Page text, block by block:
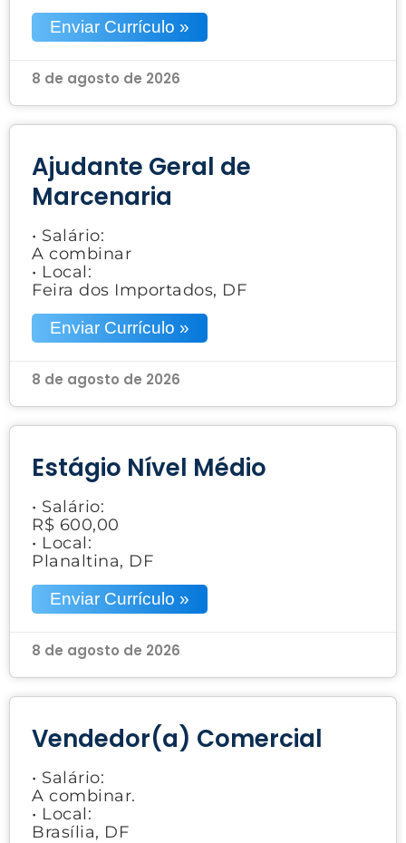
Enviar Currículo »
8 de agosto de 2026
Ajudante Geral de
Marcenaria
• Salário:
A combinar
• Local:
Feira dos Importados, DF
Enviar Currículo »
8 de agosto de 2026
Estágio Nível Médio
• Salário:
R$ 600,00
• Local:
Planaltina, DF
Enviar Currículo »
8 de agosto de 2026
Vendedor(a) Comercial
• Salário:
A combinar.
• Local:
Brasília, DF